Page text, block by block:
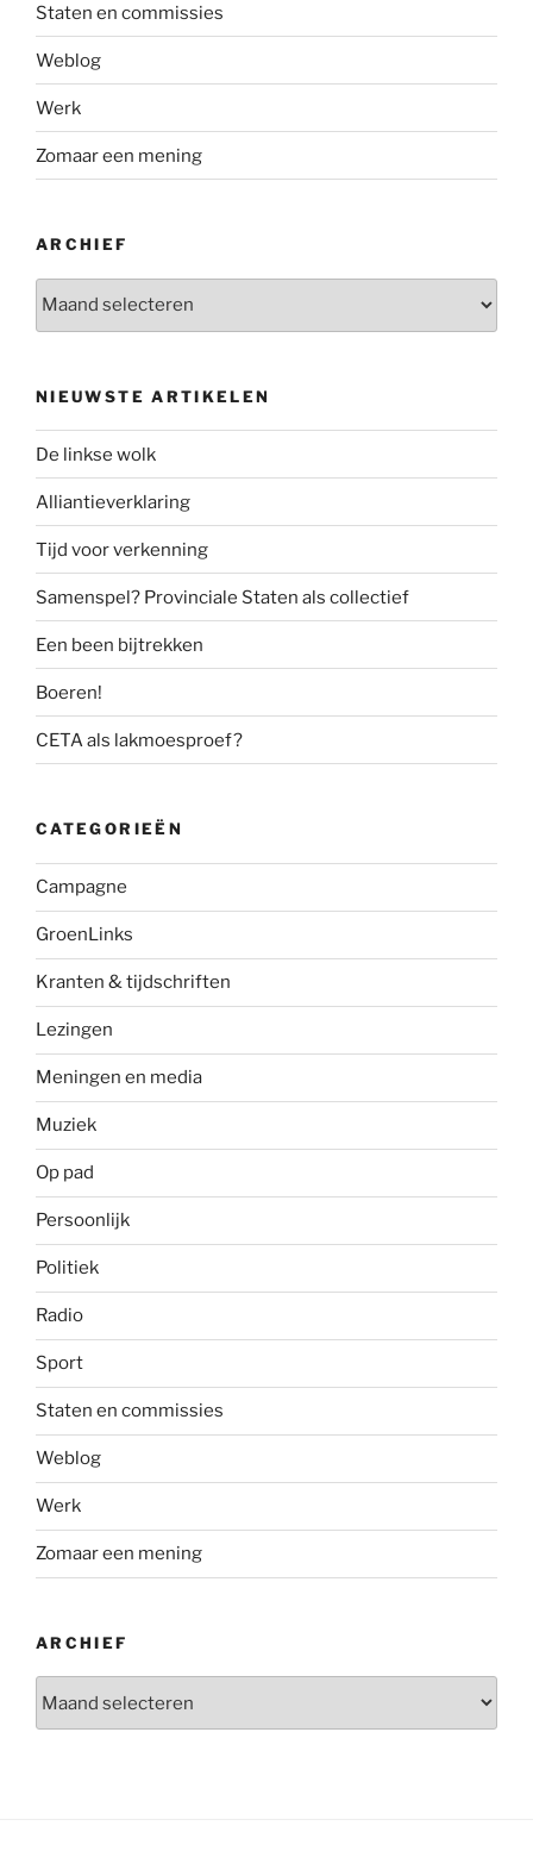
Staten en commissies
Weblog
Werk
Zomaar een mening
ARCHIEF
NIEUWSTE ARTIKELEN
De linkse wolk
Alliantieverklaring
Tijd voor verkenning
Samenspel? Provinciale Staten als collectief
Een been bijtrekken
Boeren!
CETA als lakmoesproef?
CATEGORIEËN
Campagne
GroenLinks
Kranten & tijdschriften
Lezingen
Meningen en media
Muziek
Op pad
Persoonlijk
Politiek
Radio
Sport
Staten en commissies
Weblog
Werk
Zomaar een mening
ARCHIEF